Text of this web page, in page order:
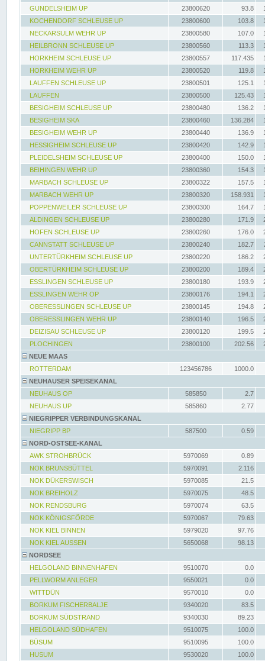
GUNDELSHEIM UP
23800620 93.8
KOCHENDORF SCHLEUSE UP
23800600 103.8
NECKARSULM WEHR UP
23800580 107.0
HEILBRONN SCHLEUSE UP
23800560 113.3
HORKHEIM SCHLEUSE UP
23800557 117.435
HORKHEIM WEHR UP
23800520 119.8
LAUFFEN SCHLEUSE UP
23800501 125.1
LAUFFEN
23800500 125.43
BESIGHEIM SCHLEUSE UP
23800480 136.2
BESIGHEIM SKA
23800460 136.284
BESIGHEIM WEHR UP
23800440 136.9
HESSIGHEIM SCHLEUSE UP
23800420 142.9
PLEIDELSHEIM SCHLEUSE UP
23800400 150.0
BEIHINGEN WEHR UP
23800360 154.3
MARBACH SCHLEUSE UP
23800322 157.5
MARBACH WEHR UP
23800320 158.931
POPPENWEILER SCHLEUSE UP
23800300 164.7
ALDINGEN SCHLEUSE UP
23800280 171.9
HOFEN SCHLEUSE UP
23800260 176.0
CANNSTATT SCHLEUSE UP
23800240 182.7
UNTERTÜRKHEIM SCHLEUSE UP
23800220 186.2
OBERTÜRKHEIM SCHLEUSE UP
23800200 189.4
ESSLINGEN SCHLEUSE UP
23800180 193.9
ESSLINGEN WEHR OP
23800176 194.1
OBERESSLINGEN SCHLEUSE UP
23800145 194.8
OBERESSLINGEN WEHR UP
23800140 196.5
DEIZISAU SCHLEUSE UP
23800120 199.5
PLOCHINGEN
23800100 202.56
NEUE MAAS
ROTTERDAM
123456786
1000.0
NEUHAUSER SPEISEKANAL
NEUHAUS OP
585850
2.7
NEUHAUS UP
585860
2.77
NIEGRIPPER VERBINDUNGSKANAL
NIEGRIPP BP
587500
0.59
NORD-OSTSEE-KANAL
AWK STROHBRÜCK
5970069
0.89
NOK BRUNSBÜTTEL
5970091
2.116
NOK DÜKERSWISCH
5970085
21.5
NOK BREIHOLZ
5970075
48.5
NOK RENDSBURG
5970074
63.5
NOK KÖNIGSFÖRDE
5970067
79.63
NOK KIEL BINNEN
5979020
97.76
NOK KIEL AUSSEN
5650068
98.13
NORDSEE
HELGOLAND BINNENHAFEN
9510070
0.0
PELLWORM ANLEGER
9550021
0.0
WITTDÜN
9570010
0.0
BORKUM FISCHERBALJE
9340020
83.5
BORKUM SÜDSTRAND
9340030
89.23
HELGOLAND SÜDHAFEN
9510075
100.0
BÜSUM
9510095
100.0
HUSUM
9530020 100.0